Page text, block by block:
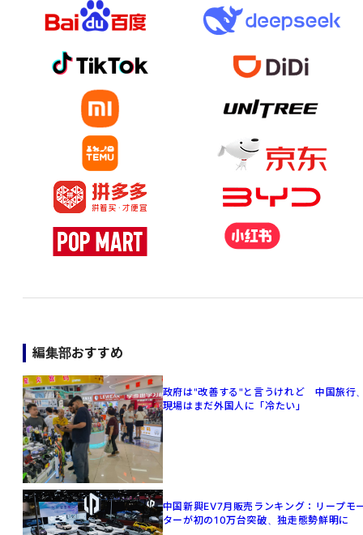
編集部おすすめ
政府は"改善する"と言うけれど 中国旅行
現場はまだ外国人に「冷たい」
中国新興EV7月販売ランキング：リープモ
ターが初の10万台突破、独走態勢鮮明に